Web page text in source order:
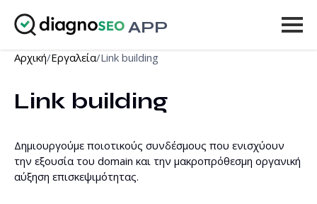
APP
Εργαλεία
Τιμοκατάλογος
Είσοδος
Αρχική/Εργαλεία/Link building
Link building
Δημιουργούμε ποιοτικούς συνδέσμους που ενισχύουν
την εξουσία του domain και την μακροπρόθεσμη οργανική
αύξηση επισκεψιμότητας.